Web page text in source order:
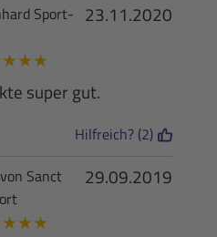
23.11.2020
Sport-
★★★
super gut.
Hilfreich? (2)
29.09.2019
Sanct
★★★